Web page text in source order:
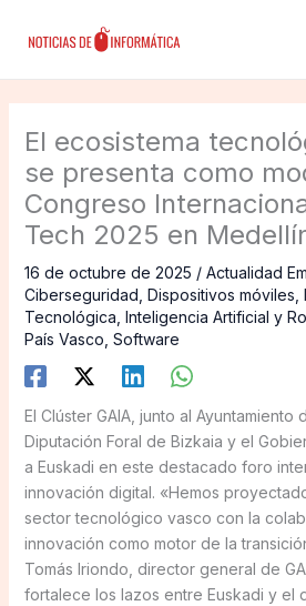
El ecosistema
se presenta como
Congreso
Tech 2025 en
16 de octubre de 2025 / Actualidad
Ciberseguridad Dispositivos móviles
Tecnológica Inteligencia Artificial y
País Vasco Software
El Clúster GAIA, junto al Ayuntamiento
Diputación Foral de Bizkaia y el
a Euskadi en este destacado foro
innovación digital. «Hemos
sector tecnológico vasco con la
innovación como motor de la
Tomás Iriondo, director general de
fortalece los lazos entre Euskadi y el